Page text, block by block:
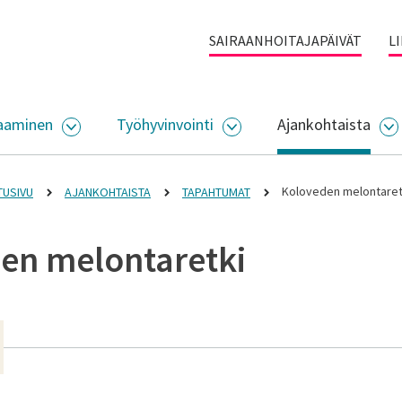
SAIRAANHOITAJAPÄIVÄT
AVAA ALASIVUJEN VALIKKO
Työhyvinvointi
AVAA ALASIVUJEN
Ajankohtaista
AJANKOHTAISTA TAPAHTUMAT Koloveden
melontaretki